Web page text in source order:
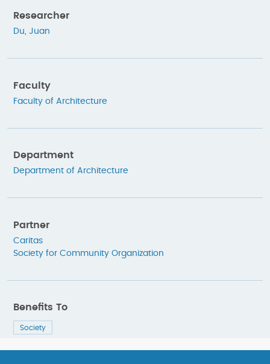
Researcher
Du, Juan
Faculty
Faculty of Architecture
Department
Department of Architecture
Partner
Caritas
Society for Community Organization
Benefits To
Society